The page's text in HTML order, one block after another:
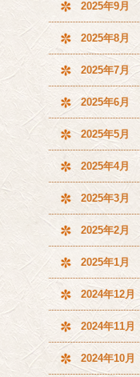
2025年9月
2025年8月
2025年7月
2025年6月
2025年5月
2025年4月
2025年3月
2025年2月
2025年1月
2024年12月
2024年11月
2024年10月